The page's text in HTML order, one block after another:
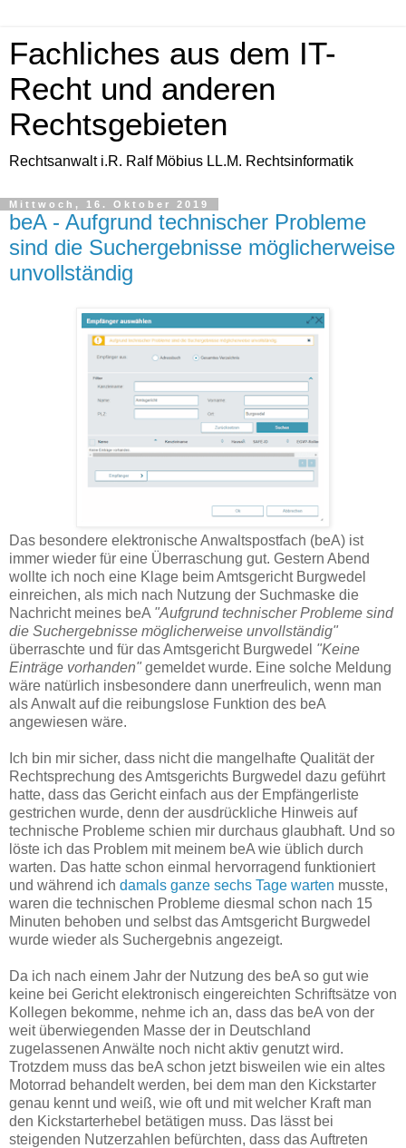
Fachliches aus dem IT-
Recht und anderen
Rechtsgebieten
Rechtsanwalt i.R. Ralf Möbius LL.M. Rechtsinformatik
Mittwoch, 16. Oktober 2019
beA - Aufgrund technischer Probleme
sind die Suchergebnisse möglicherweise
unvollständig
Das besondere elektronische Anwaltspostfach (beA) ist
immer wieder für eine Überraschung gut. Gestern Abend
wollte ich noch eine Klage beim Amtsgericht Burgwedel
einreichen, als mich nach Nutzung der Suchmaske die
Nachricht meines beA "Aufgrund technischer Probleme sind
die Suchergebnisse möglicherweise unvollständig"
überraschte und für das Amtsgericht Burgwedel "Keine
Einträge vorhanden" gemeldet wurde. Eine solche Meldung
wäre natürlich insbesondere dann unerfreulich, wenn man
als Anwalt auf die reibungslose Funktion des beA
angewiesen wäre.
Ich bin mir sicher, dass nicht die mangelhafte Qualität der
Rechtsprechung des Amtsgerichts Burgwedel dazu geführt
hatte, dass das Gericht einfach aus der Empfängerliste
gestrichen wurde, denn der ausdrückliche Hinweis auf
technische Probleme schien mir durchaus glaubhaft. Und so
löste ich das Problem mit meinem beA wie üblich durch
warten. Das hatte schon einmal hervorragend funktioniert
und während ich damals ganze sechs Tage warten musste,
waren die technischen Probleme diesmal schon nach 15
Minuten behoben und selbst das Amtsgericht Burgwedel
wurde wieder als Suchergebnis angezeigt.
Da ich nach einem Jahr der Nutzung des beA so gut wie
keine bei Gericht elektronisch eingereichten Schriftsätze von
Kollegen bekomme, nehme ich an, dass das beA von der
weit überwiegenden Masse der in Deutschland
zugelassenen Anwälte noch nicht aktiv genutzt wird.
Trotzdem muss das beA schon jetzt bisweilen wie ein altes
Motorrad behandelt werden, bei dem man den Kickstarter
genau kennt und weiß, wie oft und mit welcher Kraft man
den Kickstarterhebel betätigen muss. Das lässt bei
steigenden Nutzerzahlen befürchten, dass das Auftreten